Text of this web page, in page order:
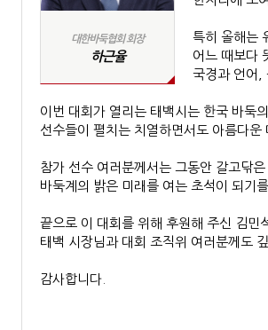
대한바둑협회 회장
하근율
특히 올해는
어느 때보다
국경과 언어,
이번 대회가 열리는 태백시는 한국 바둑
선수들이 펼치는 치열하면서도 아름다
참가 선수 여러분께서는 그동안 갈고닦
바둑계의 밝은 미래를 여는 초석이 되기
끝으로 이 대회를 위해 후원해 주신 김민
태백 시장님과 대회 조직위 여러분께도
감사합니다.